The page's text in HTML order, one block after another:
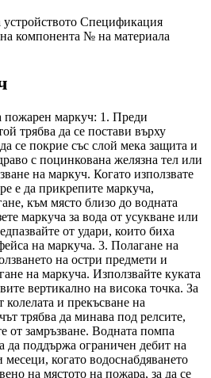
Спецификация
компонента № на материала
пожарен маркуч: 1. Преди
трябва да се постави върху
се покрие със слой мека защита и
с поцинкована желязна тел или
на маркуч. Когато използвате
е да прикрепите маркуча,
към място близо до водната
маркуча за вода от усукване или
от удари, които биха
на маркуча. 3. Полагане на
на остри предмети и
на маркуча. Използвайте куката
вертикално на висока точка. За
колелата и прекъсване на
трябва да минава под релсите,
от замръзване. Водната помпа
да поддържа ограничен дебит на
когато водоснабдяването
на мястото на пожара, за да се